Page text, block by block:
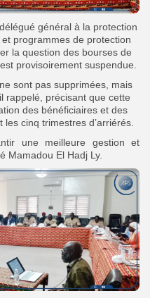
général à la protection
programmes de protection
la question des bourses de
provisoirement suspendue.
sont pas supprimées, mais
rappelé, précisant que cette
des bénéficiaires et des
cinq trimestres d’arriérés.
une meilleure gestion et
Mamadou El Hadj Ly.